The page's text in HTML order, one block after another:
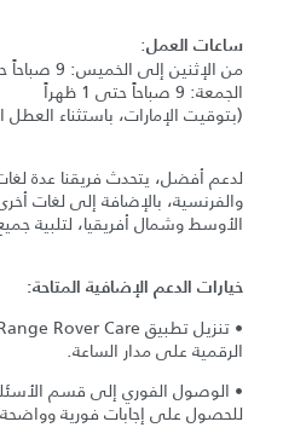
ساعات العمل:
من الإثنين إلى الخميس: 9 صباحاً حتى 6 مساءً
الجمعة: 9 صباحاً حتى 1 ظهراً
(بتوقيت الإمارات، باستثناء العطل
لدعم أفضل، يتحدث فريقنا عدة لغات
والفرنسية، بالإضافة إلى لغات
الأوسط وشمال أفريقيا، لتلبية
خيارات الدعم الإضافية المتاحة:
الرقمية على مدار الساعة.
• الوصول الفوري إلى قسم الأسئلة
للحصول على إجابات فورية